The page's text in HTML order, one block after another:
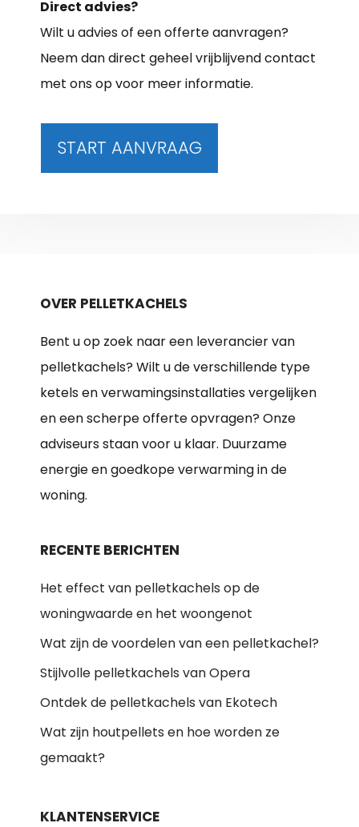
Direct advies?
Wilt u advies of een offerte aanvragen?
Neem dan direct geheel vrijblijvend contact
met ons op voor meer informatie.
START AANVRAAG
OVER PELLETKACHELS
Bent u op zoek naar een leverancier van
pelletkachels? Wilt u de verschillende type
ketels en verwamingsinstallaties vergelijken
en een scherpe offerte opvragen? Onze
adviseurs staan voor u klaar. Duurzame
energie en goedkope verwarming in de
woning.
RECENTE BERICHTEN
Het effect van pelletkachels op de
woningwaarde en het woongenot
Wat zijn de voordelen van een pelletkachel?
Stijlvolle pelletkachels van Opera
Ontdek de pelletkachels van Ekotech
Wat zijn houtpellets en hoe worden ze
gemaakt?
KLANTENSERVICE